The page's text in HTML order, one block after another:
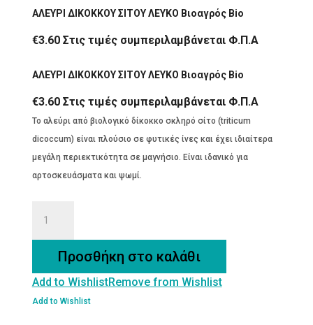
ΑΛΕΥΡΙ ΔΙΚΟΚΚΟΥ ΣΙΤΟΥ ΛΕΥΚΟ Βιοαγρός Bio
€3.60 Στις τιμές συμπεριλαμβάνεται Φ.Π.Α
ΑΛΕΥΡΙ ΔΙΚΟΚΚΟΥ ΣΙΤΟΥ ΛΕΥΚΟ Βιοαγρός Bio
€3.60 Στις τιμές συμπεριλαμβάνεται Φ.Π.Α
Το αλεύρι από βιολογικό δίκοκκο σκληρό σίτο (triticum
dicoccum) είναι πλούσιο σε φυτικές ίνες και έχει ιδιαίτερα
μεγάλη περιεκτικότητα σε μαγνήσιο. Είναι ιδανικό για
αρτοσκευάσματα και ψωμί.
Βιοαγρός
Bio
Προσθήκη στο καλάθι
Add to WishlistRemove from Wishlist
Add to Wishlist